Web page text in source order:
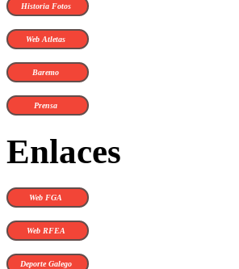
Historia Fotos
Web Atletas
Baremo
Prensa
Enlaces
Web FGA
Web RFEA
Deporte Galego